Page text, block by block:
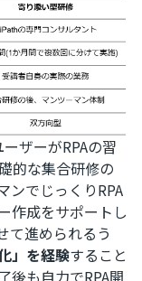
ザーがRPAの習
的な集合研修の
ンでじっくりRPA
作成をサポートし
て進められるう
」を経験すること